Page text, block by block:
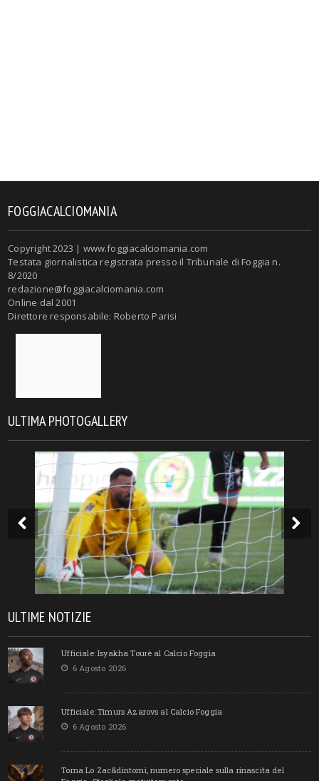
FOGGIACALCIOMANIA
Copyright 2023 | www.foggiacalciomania.com
Testata giornalistica registrata presso il Tribunale di Foggia n.
8/2020
redazione@foggiacalciomania.com
Online dal 2001
Direttore responsabile: Roberto Parisi
ULTIMA PHOTOGALLERY
ULTIME NOTIZIE
Ufficiale: Isyakha Tourè al Calcio Foggia
6 Agosto 2026
Ufficiale: Timurs Azarovs al Calcio Foggia
6 Agosto 2026
Torna Lo Zac&dintorni, numero speciale sulla rinascita del